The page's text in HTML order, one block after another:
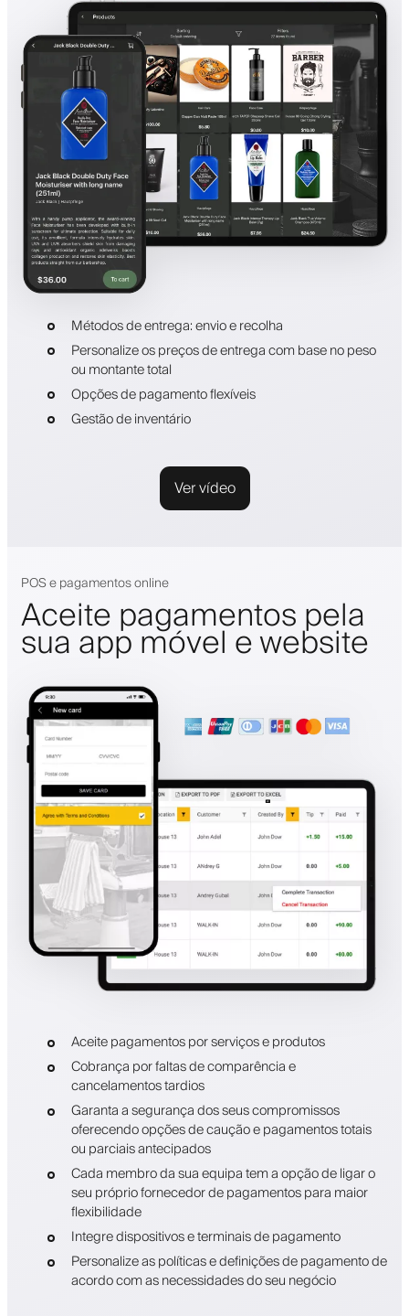
Métodos de entrega: envio e recolha
Personalize os preços de entrega com base no peso
ou montante total
Opções de pagamento flexíveis
Gestão de inventário
Ver vídeo
POS e pagamentos online
Aceite pagamentos pela
sua app móvel e website
Aceite pagamentos por serviços e produtos
Cobrança por faltas de comparência e
cancelamentos tardios
Garanta a segurança dos seus compromissos
oferecendo opções de caução e pagamentos totais
ou parciais antecipados
Cada membro da sua equipa tem a opção de ligar o
seu próprio fornecedor de pagamentos para maior
flexibilidade
Integre dispositivos e terminais de pagamento
Personalize as políticas e definições de pagamento de
acordo com as necessidades do seu negócio